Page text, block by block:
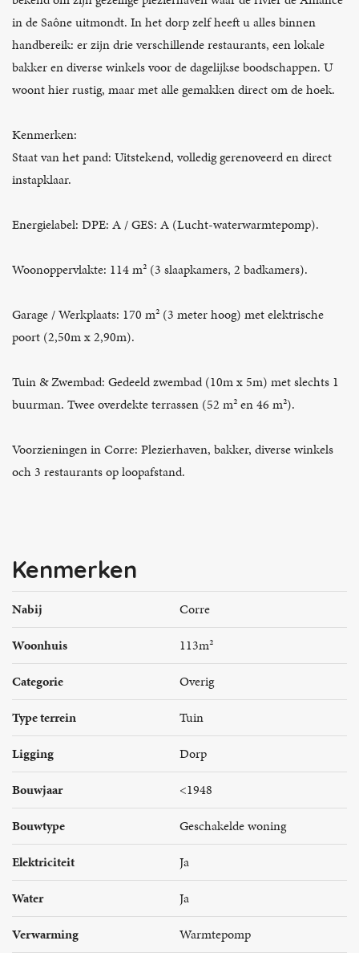
in de Saône uitmondt. In het dorp zelf heeft u alles binnen
handbereik: er zijn drie verschillende restaurants, een lokale
bakker en diverse winkels voor de dagelijkse boodschappen. U
woont hier rustig, maar met alle gemakken direct om de hoek.
Kenmerken:
Staat van het pand: Uitstekend, volledig gerenoveerd en direct
instapklaar.
Energielabel: DPE: A / GES: A (Lucht-waterwarmtepomp).
Woonoppervlakte: 114 m² (3 slaapkamers, 2 badkamers).
Garage / Werkplaats: 170 m² (3 meter hoog) met elektrische
poort (2,50m x 2,90m).
Tuin & Zwembad: Gedeeld zwembad (10m x 5m) met slechts 1
buurman. Twee overdekte terrassen (52 m² en 46 m²).
Voorzieningen in Corre: Plezierhaven, bakker, diverse winkels
och 3 restaurants op loopafstand.
Kenmerken
Nabij
Corre
Woonhuis
113m²
Categorie
Overig
Type terrein
Tuin
Ligging
Dorp
Bouwjaar
<1948
Bouwtype
Geschakelde woning
Elektriciteit
Ja
Water
Ja
Verwarming
Warmtepomp